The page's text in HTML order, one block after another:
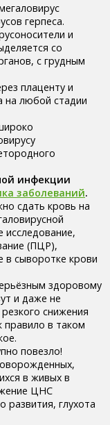
герпеса.
и
со
с грудным
плаценту и
на любой стадии
инфекции
заболеваний.
сдать кровь на
исследование,
(ПЦР),
в сыворотке крови
здоровому
и даже не
снижения
правило в таком
повезло!
в живых в
ЦНС
развития, глухота